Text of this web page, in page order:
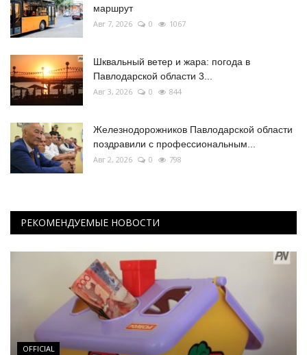
маршрут
Авг 7, 2026 0 1067
Шквальный ветер и жара: погода в
Павлодарской области 3...
Авг 3, 2026 0 844
Железнодорожников Павлодарской области
поздравили с профессиональным...
Авг 2, 2026 0 798
РЕКОМЕНДУЕМЫЕ НОВОСТИ
OFFICIAL